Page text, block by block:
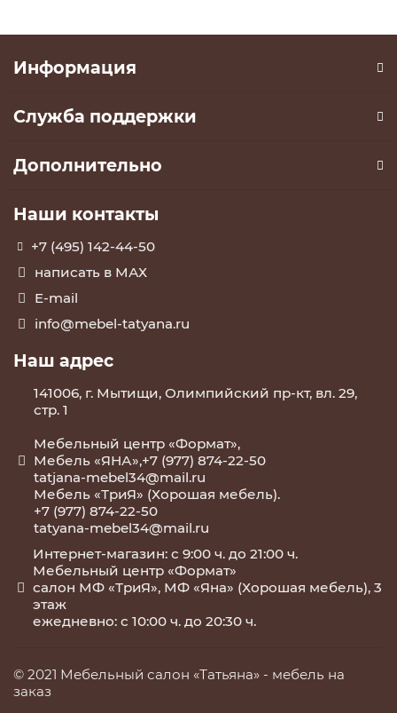
Информация
Служба поддержки
Дополнительно
Наши контакты
+7 (495) 142-44-50
написать в МАХ
E-mail
info@mebel-tatyana.ru
Наш адрес
141006, г. Мытищи, Олимпийский пр-кт, вл. 29,
стр. 1
Мебельный центр «Формат»,
Мебель «ЯНА»,+7 (977) 874-22-50
tatjana-mebel34@mail.ru
Мебель «ТриЯ» (Хорошая мебель).
+7 (977) 874-22-50
tatyana-mebel34@mail.ru
Интернет-магазин: с 9:00 ч. до 21:00 ч.
Мебельный центр «Формат»
салон МФ «ТриЯ», МФ «Яна» (Хорошая мебель), 3
этаж
ежедневно: с 10:00 ч. до 20:30 ч.
© 2021 Мебельный салон «Татьяна» - мебель на
заказ